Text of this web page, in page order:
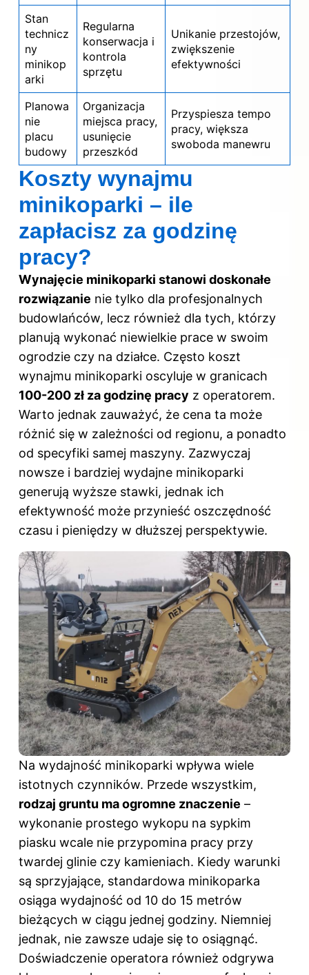
Stan
technicz
ny
minikop
arki
Regularna
konserwacja i
kontrola
sprzętu
Unikanie przestojów,
zwiększenie
efektywności
Planowa
nie
placu
budowy
Organizacja
miejsca pracy,
usunięcie
przeszkód
Przyspiesza tempo
pracy, większa
swoboda manewru
Koszty wynajmu
minikoparki – ile
zapłacisz za godzinę
pracy?
Wynajęcie minikoparki stanowi doskonałe
rozwiązanie nie tylko dla profesjonalnych
budowlańców, lecz również dla tych, którzy
planują wykonać niewielkie prace w swoim
ogrodzie czy na działce. Często koszt
wynajmu minikoparki oscyluje w granicach
100-200 zł za godzinę pracy z operatorem.
Warto jednak zauważyć, że cena ta może
różnić się w zależności od regionu, a ponadto
od specyfiki samej maszyny. Zazwyczaj
nowsze i bardziej wydajne minikoparki
generują wyższe stawki, jednak ich
efektywność może przynieść oszczędność
czasu i pieniędzy w dłuższej perspektywie.
Na wydajność minikoparki wpływa wiele
istotnych czynników. Przede wszystkim,
rodzaj gruntu ma ogromne znaczenie –
wykonanie prostego wykopu na sypkim
piasku wcale nie przypomina pracy przy
twardej glinie czy kamieniach. Kiedy warunki
są sprzyjające, standardowa minikoparka
osiąga wydajność od 10 do 15 metrów
bieżących w ciągu jednej godziny. Niemniej
jednak, nie zawsze udaje się to osiągnąć.
Doświadczenie operatora również odgrywa